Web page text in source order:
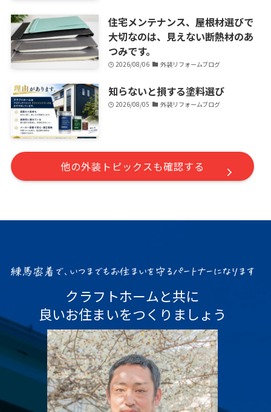
住宅メンテナンス、屋根材選びで
大切なのは、見えない断熱材のあ
つみです。
2026/08/06 外装リフォームブログ
知らないと損する塗料選び
2026/08/05 外装リフォームブログ
他の外装トピックスも確認する
クラフトホームと共に
良いお住まいをつくりましょう